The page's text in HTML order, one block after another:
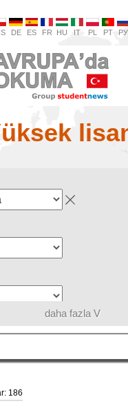
DE ES FR HU IT PL PT РУ
daha fazla V
186